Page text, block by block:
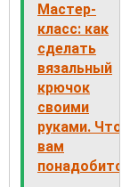
Мастер-
класс: как
сделать
вязальный
крючок
своими
руками. Что
вам
понадобится